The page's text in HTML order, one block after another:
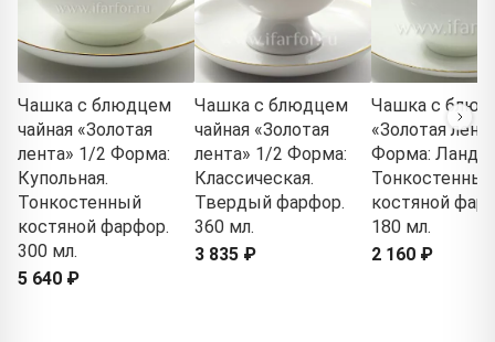
Чашка с блюдцем
чайная «Золотая
лента» 1/2 Форма:
Купольная.
Тонкостенный
костяной фарфор.
300 мл.
5 640 ₽
Чашка с блюдцем
чайная «Золотая
лента» 1/2 Форма:
Классическая.
Твердый фарфор.
360 мл.
3 835 ₽
Чашка с
«Золотая
Форма:
Тонкостенный
костяной
180 мл.
2 160 ₽